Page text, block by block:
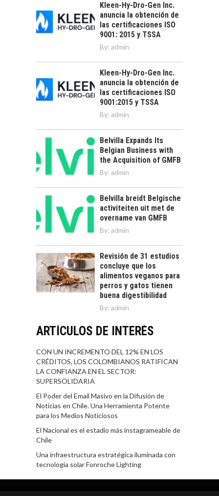
Kleen-Hy-Dro-Gen Inc.
anuncia la obtención de
las certificaciones ISO
9001: 2015 y TSSA
By: admin
Kleen-Hy-Dro-Gen Inc.
anuncia la obtención de
las certificaciones ISO
9001:2015 y TSSA
By: admin
Belvilla Expands Its
Belgian Business with
the Acquisition of GMFB
By: admin
Belvilla breidt Belgische
activiteiten uit met de
overname van GMFB
By: admin
Revisión de 31 estudios
concluye que los
alimentos veganos para
perros y gatos tienen
buena digestibilidad
By: admin
ARTÍCULOS DE INTERÉS
CON UN INCREMENTO DEL 12% EN LOS
CRÉDITOS, LOS COLOMBIANOS RATIFICAN
LA CONFIANZA EN EL SECTOR:
SUPERSOLIDARIA
El Poder del Email Masivo en la Difusión de
Noticias en Chile. Una Herramienta Potente
para los Medios Noticiosos
El Nacional es el estadio más instagrameable de
Chile
Una infraestructura estratégica iluminada con
tecnología solar Fonroche Lighting